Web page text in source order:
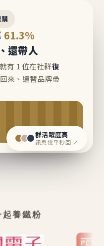
61.3%
還帶人
有 1 位在社群復
來、還替品牌帶
群活躍度高
訊息幾乎秒回 ↗
養鐵粉